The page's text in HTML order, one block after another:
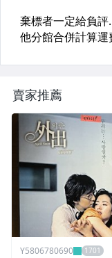
賣家推薦
Y5806780690